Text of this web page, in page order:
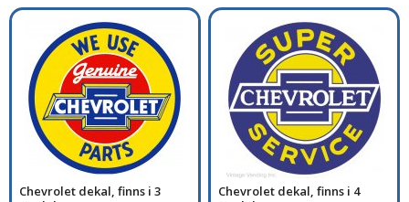
Chevrolet dekal, finns i 3
Chevrolet dekal, finns i 4